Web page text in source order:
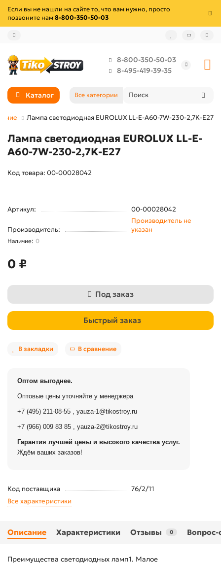
Если вы не нашли на сайте то, что вам нужно, просто
позвоните нам 8-800-350-50-03
8-800-350-50-03
8-495-419-39-35
Каталог Все категории
Лампа светодиодная EUROLUX LL-E-A60-7W-230-2,7K-E27
Лампа светодиодная EUROLUX LL-E-
A60-7W-230-2,7K-E27
Код товара: 00-00028042
Артикул: 00-00028042
Производитель:
Производитель не
указан
0
0 ₽
Под заказ
Быстрый заказ
В закладки В сравнение
Оптом выгоднее.
Оптовые цены уточняйте у менеджера
+7 (495) 211-08-55 yauza-1@tikostroy.ru
+7 (966) 009 83 85 yauza-2@tikostroy.ru
Гарантия лучшей цены и высокого качества услуг.
Ждём ваших заказов!
Код поставщика
76/2/11
Все характеристики
Описание Характеристики Отзывы 0 Вопрос-
Преимущества светодиодных ламп1. Малое